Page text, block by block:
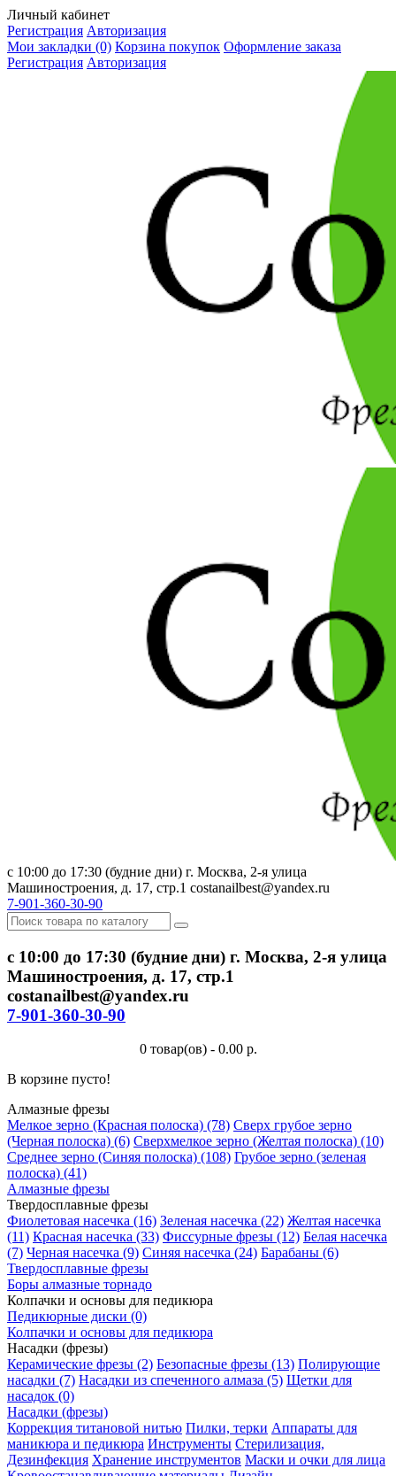
Личный кабинет
Регистрация Авторизация
Мои закладки (0) Корзина покупок Оформление заказа
Регистрация Авторизация
с 10:00 до 17:30 (будние дни) г. Москва, 2-я улица
Машиностроения, д. 17, стр.1 costanailbest@yandex.ru
7-901-360-30-90
с 10:00 до 17:30 (будние дни) г. Москва, 2-я улица
Машиностроения, д. 17, стр.1
costanailbest@yandex.ru
7-901-360-30-90
0 товар(ов) - 0.00 р.
В корзине пусто!
Алмазные фрезы
Мелкое зерно (Красная полоска) (78) Сверх грубое зерно
(Черная полоска) (6) Сверхмелкое зерно (Желтая полоска) (10)
Среднее зерно (Синяя полоска) (108) Грубое зерно (зеленая
полоска) (41)
Алмазные фрезы
Твердосплавные фрезы
Фиолетовая насечка (16) Зеленая насечка (22) Желтая насечка
(11) Красная насечка (33) Фиссурные фрезы (12) Белая насечка
(7) Черная насечка (9) Синяя насечка (24) Барабаны (6)
Твердосплавные фрезы
Боры алмазные торнадо
Колпачки и основы для педикюра
Педикюрные диски (0)
Колпачки и основы для педикюра
Насадки (фрезы)
Керамические фрезы (2) Безопасные фрезы (13) Полирующие
насадки (7) Насадки из спеченного алмаза (5) Щетки для
насадок (0)
Насадки (фрезы)
Коррекция титановой нитью Пилки, терки Аппараты для
маникюра и педикюра Инструменты Стерилизация,
Дезинфекция Хранение инструментов Маски и очки для лица